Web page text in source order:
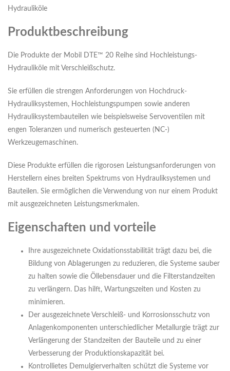
Hydrauliköle
Produktbeschreibung
Die Produkte der Mobil DTE™ 20 Reihe sind Hochleistungs-
Hydrauliköle mit Verschleißschutz.
Sie erfüllen die strengen Anforderungen von Hochdruck-
Hydrauliksystemen, Hochleistungspumpen sowie anderen
Hydrauliksystembauteilen wie beispielsweise Servoventilen mit
engen Toleranzen und numerisch gesteuerten (NC-)
Werkzeugemaschinen.
Diese Produkte erfüllen die rigorosen Leistungsanforderungen von
Herstellern eines breiten Spektrums von Hydrauliksystemen und
Bauteilen. Sie ermöglichen die Verwendung von nur einem Produkt
mit ausgezeichneten Leistungsmerkmalen.
Eigenschaften und vorteile
Ihre ausgezeichnete Oxidationsstabilität trägt dazu bei, die
Bildung von Ablagerungen zu reduzieren, die Systeme sauber
zu halten sowie die Öllebensdauer und die Filterstandzeiten
zu verlängern. Das hilft, Wartungszeiten und Kosten zu
minimieren.
Der ausgezeichnete Verschleiß- und Korrosionsschutz von
Anlagenkomponenten unterschiedlicher Metallurgie trägt zur
Verlängerung der Standzeiten der Bauteile und zu einer
Verbesserung der Produktionskapazität bei.
Kontrollietes Demulgierverhalten schützt die Systeme vor